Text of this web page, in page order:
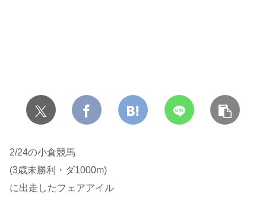
2/24の小倉競馬
(3歳未勝利・ダ1000m)
に出走したフェアアイル